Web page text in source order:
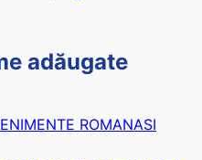
adăugate
ROMANASI